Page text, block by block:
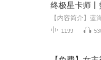
1199